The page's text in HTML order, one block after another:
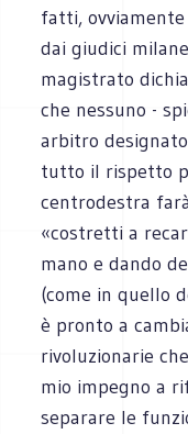
fatti,
dai giudici
magistrato
che nessuno -
arbitro
tutto il rispetto
centrodestra
«costretti a
mano e dando
(come in quello
è pronto a
rivoluzionarie
mio impegno a
separare le